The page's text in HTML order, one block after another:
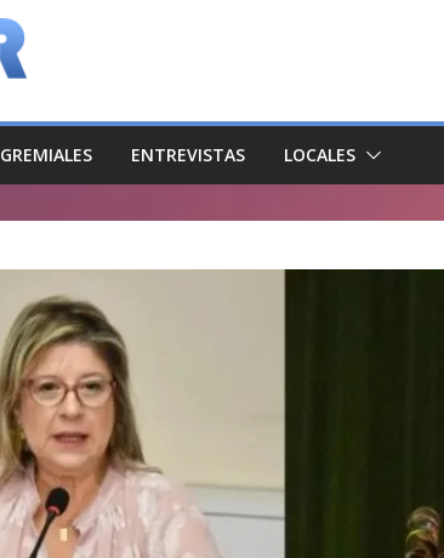
GREMIALES ENTREVISTAS LOCALES